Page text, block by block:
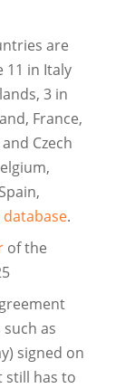
are
11 in Italy
3 in
France,
Czech
.
of the
as
signed on
still has to